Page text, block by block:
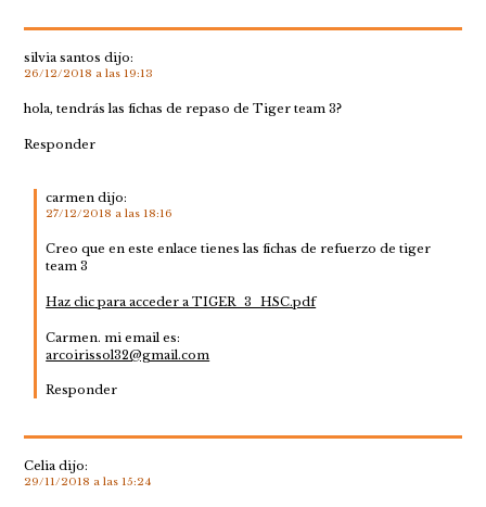
silvia santos dijo:
26/12/2018 a las 19:13
hola, tendrás las fichas de repaso de Tiger team 3?
Responder
carmen dijo:
27/12/2018 a las 18:16
Creo que en este enlace tienes las fichas de refuerzo de tiger
team 3
Haz clic para acceder a TIGER_3_HSC.pdf
Carmen. mi email es:
arcoirissol32@gmail.com
Responder
Celia dijo:
29/11/2018 a las 15:24